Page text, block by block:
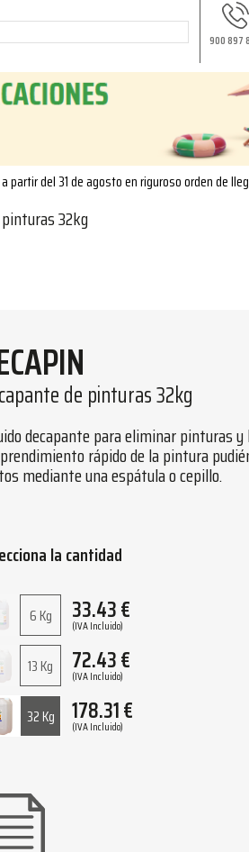
900 897
del 31 de agosto en riguroso orden de
32kg
de pinturas 32kg
decapante para eliminar pinturas y
rápido de la pintura
mediante una espátula o cepillo.
la cantidad
6 Kg 33.43€
(IVA Incluido)
13 Kg 72.43€
(IVA Incluido)
32 Kg 178.31€
(IVA Incluido)